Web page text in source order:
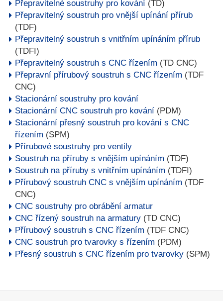
Přepravitelné soustruhy pro kování (TD)
Přepravitelný soustruh pro vnější upínání přírub
(TDF)
Přepravitelný soustruh s vnitřním upínáním přírub
(TDFI)
Přepravitelný soustruh s CNC řízením (TD CNC)
Přepravní přírubový soustruh s CNC řízením (TDF
CNC)
Stacionární soustruhy pro kování
Stacionární CNC soustruh pro kování (PDM)
Stacionární přesný soustruh pro kování s CNC
řízením (SPM)
Přírubové soustruhy pro ventily
Soustruh na příruby s vnějším upínáním (TDF)
Soustruh na příruby s vnitřním upínáním (TDFI)
Přírubový soustruh CNC s vnějším upínáním (TDF
CNC)
CNC soustruhy pro obrábění armatur
CNC řízený soustruh na armatury (TD CNC)
Přírubový soustruh s CNC řízením (TDF CNC)
CNC soustruh pro tvarovky s řízením (PDM)
Přesný soustruh s CNC řízením pro tvarovky (SPM)